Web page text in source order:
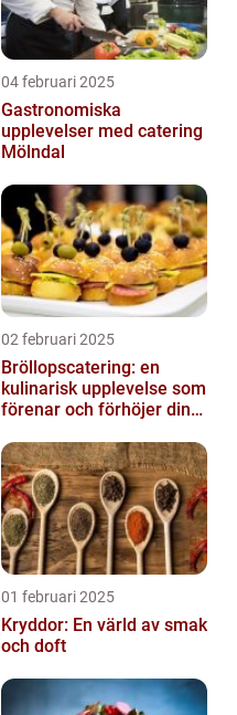
04 februari 2025
Gastronomiska
upplevelser med catering
Mölndal
02 februari 2025
Bröllopscatering: en
kulinarisk upplevelse som
förenar och förhöjer din
01 februari 2025
Kryddor: En värld av smak
och doft